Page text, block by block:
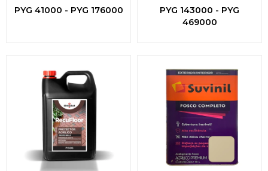
PYG 41000 - PYG 176000
cementicias
PYG 143000 - PYG
469000